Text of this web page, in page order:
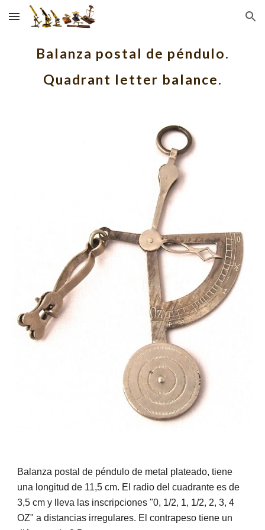
Skip to main content Skip to navigation
Balanza postal de péndulo.
Quadrant letter balance.
Balanza postal de péndulo de metal plateado, tiene
una longitud de 11,5 cm. El radio del cuadrante es de
3,5 cm y lleva las inscripciones "0, 1/2, 1, 1/2, 2, 3, 4
OZ" a distancias irregulares. El contrapeso tiene un